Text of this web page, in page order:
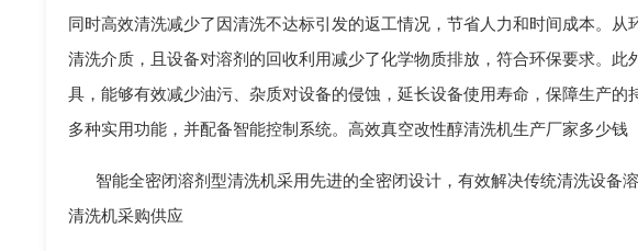
同时高效清洗减少了因清洗不达标引发的返工情况，节省人力和时间成本。
清洗介质，且设备对溶剂的回收利用减少了化学物质排放，符合环保要求。此
具，能够有效减少油污、杂质对设备的侵蚀，延长设备使用寿命，保障生产
多种实用功能，并配备智能控制系统。高效真空改性醇清洗机生产厂家多少钱
智能全密闭溶剂型清洗机采用先进的全密闭设计，有效解决传统清洗设备
清洗机采购供应